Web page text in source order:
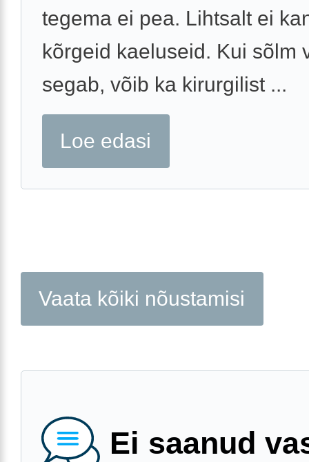
tegema ei pea. Lihtsalt ei
kõrgeid kaeluseid. Kui sõlm
segab, võib ka kirurgilist ...
Loe edasi
Vaata kõiki nõustamisi
Ei saanud